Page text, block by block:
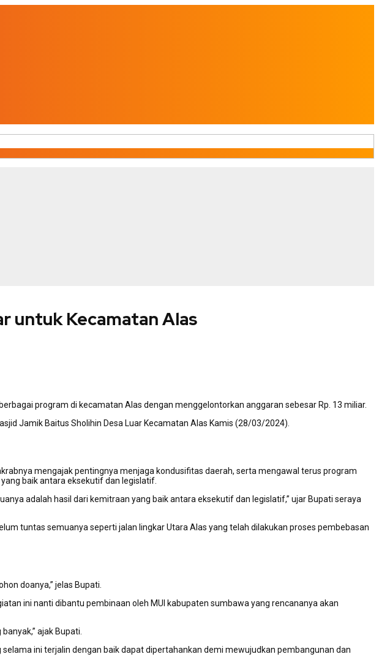
untuk Kecamatan Alas
program di kecamatan Alas dengan menggelontorkan anggaran sebesar Rp. 13 miliar.
Jamik Baitus Sholihin Desa Luar Kecamatan Alas Kamis (28/03/2024).
mengajak pentingnya menjaga kondusifitas daerah, serta mengawal terus program
baik antara eksekutif dan legislatif.
adalah hasil dari kemitraan yang baik antara eksekutif dan legislatif,” ujar Bupati seraya
tuntas semuanya seperti jalan lingkar Utara Alas yang telah dilakukan proses pembebasan
doanya,” jelas Bupati.
ini nanti dibantu pembinaan oleh MUI kabupaten sumbawa yang rencananya akan
ajak Bupati.
ini terjalin dengan baik dapat dipertahankan demi mewujudkan pembangunan dan